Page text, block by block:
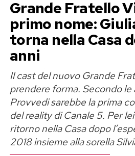
Sanremo Giovani
posto tra i Campioni
La modifica più importante
finale. Niente gruppetto di
corsia parallela: tra tutti gli
soltanto uno otterrà il diritto
dell’Ariston nella categoria
Una scelta che rende il
e aumenta inevitabilmente la
Grande Fratello
primo nome:
torna nella Casa
anni
Il cast del nuovo Grande
prendere forma. Secondo le
Provvedi sarebbe la prima
del reality di Canale 5. Per
ritorno nella Casa dopo
2018 insieme alla sorella